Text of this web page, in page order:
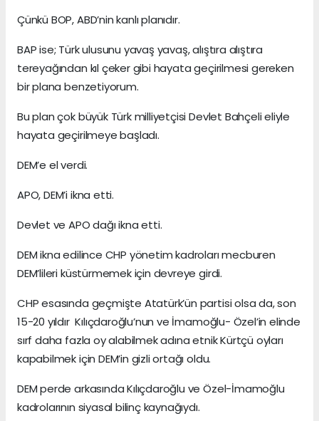
Çünkü BOP, ABD’nin kanlı planıdır.
BAP ise; Türk ulusunu yavaş yavaş, alıştıra alıştıra
tereyağından kıl çeker gibi hayata geçirilmesi gereken
bir plana benzetiyorum.
Bu plan çok büyük Türk milliyetçisi Devlet Bahçeli eliyle
hayata geçirilmeye başladı.
DEM’e el verdi.
APO, DEM’i ikna etti.
Devlet ve APO dağı ikna etti.
DEM ikna edilince CHP yönetim kadroları mecburen
DEM’lileri küstürmemek için devreye girdi.
CHP esasında geçmişte Atatürk’ün partisi olsa da, son
15-20 yıldır Kılıçdaroğlu’nun ve İmamoğlu- Özel’in elinde
sırf daha fazla oy alabilmek adına etnik Kürtçü oyları
kapabilmek için DEM’in gizli ortağı oldu.
DEM perde arkasında Kılıçdaroğlu ve Özel-İmamoğlu
kadrolarının siyasal bilinç kaynağıydı.